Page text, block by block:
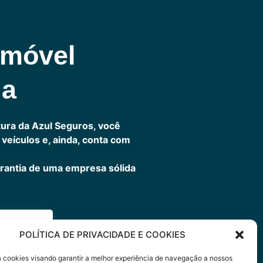
POLÍTICA DE PRIVACIDADE E COOKIES
cookies visando garantir a melhor experiência de navegação a nossos
da Azul Seguros, você
e, ainda, conta com
de uma empresa sólida